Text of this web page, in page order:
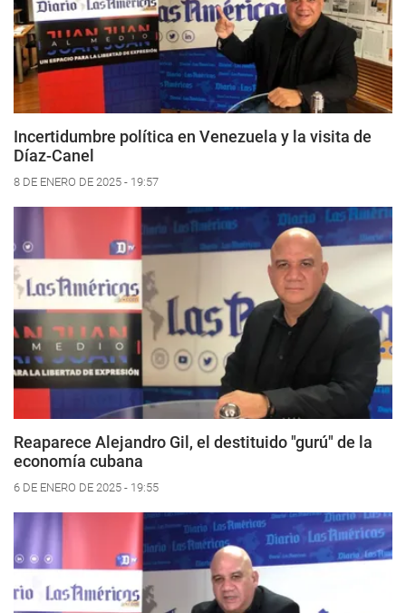
Incertidumbre política en Venezuela y la visita de
Díaz-Canel
8 DE ENERO DE 2025 - 19:57
Reaparece Alejandro Gil, el destituido "gurú" de la
economía cubana
6 DE ENERO DE 2025 - 19:55